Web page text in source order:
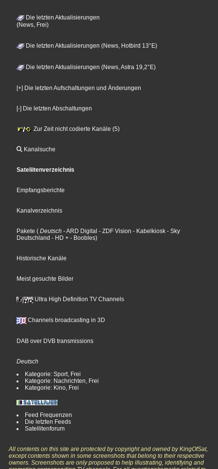
Die letzten Aktualisierungen
(News, Frei)
Die letzten Aktualisierungen (News, Hotbird 13°E)
Die letzten Aktualisierungen (News, Astra 19,2°E)
[+] Die letzten Aufschaltungen und Änderungen
[-] Die letzten Abschaltungen
Zur Zeit nicht codierte Kanäle (5)
Kanalsuche
Sateliitenverzeichnis
Empfangsberichte
Kanalverzeichnis
Pakete ( Deutsch - ARD Digital - ZDF Vision - Kabelkiosk - Sky
Deutschland - HD + - Boobles)
Historische Kanäle
Meist gesuchte Bilder
Ultra High Definition TV Channels
Channels broadcasting in 3D
DAB over DVB transmissions
Deutsch
Kategorie: Sport, Frei
Kategorie: Nachrichten, Frei
Kategorie: Kino, Frei
Feed Frequenzen
Die letzten Feeds
Satellitenforum
All contents on this site are protected by copyright and owned by KingOfSat,
except contents shown in some screenshots that belong to their respective
owners. Screenshots are only proposed to help illustrating, identifying and